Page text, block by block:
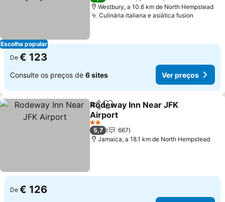
Escolha popular
Westbury, a 10.6 km de North Hempstead
Culinária italiana e asiática fusion
De € 123
Consulte os preços de 6 sites Ver preços
PartilharAdicionar aos favoritos
Rodeway Inn Near JFK
Airport
2 Estrelas
5,7
667
Jamaica, a 18.1 km de North Hempstead
De € 126